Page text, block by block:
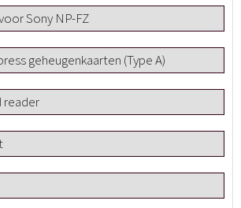
Sony NP-FZ
geheugenkaarten (Type A)
reader